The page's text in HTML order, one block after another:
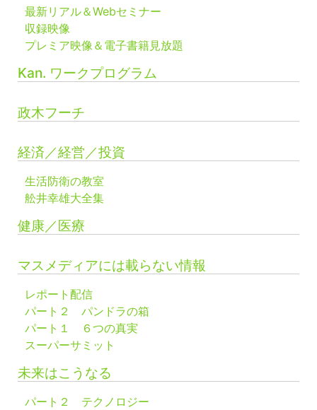
最新リアル＆Webセミナー
収録映像
プレミア映像＆電子書籍見放題
Kan. ワークプログラム
政木フーチ
経済／経営／投資
生活防衛の教室
舩井幸雄大全集
健康／医療
マスメディアには載らない情報
レポート配信
パート２ パンドラの箱
パート１ ６つの真実
スーパーサミット
未来はこうなる
パート２ テクノロジー